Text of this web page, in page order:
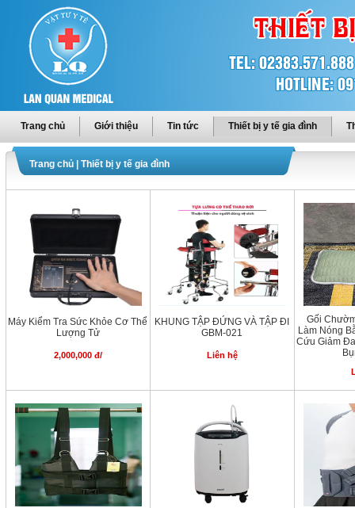
Trang chủ Giới thiệu Tin tức Thiết bị y tế gia đình
Trang chủ Thiết bị y tế gia đình
Máy Kiểm Tra Sức Khỏe Cơ Thể
Lượng Tử
2,000,000 đ/
KHUNG TẬP ĐỨNG VÀ TẬP ĐI
GBM-021
Liên hệ
Gối
Làm Nóng
Cứu Giảm